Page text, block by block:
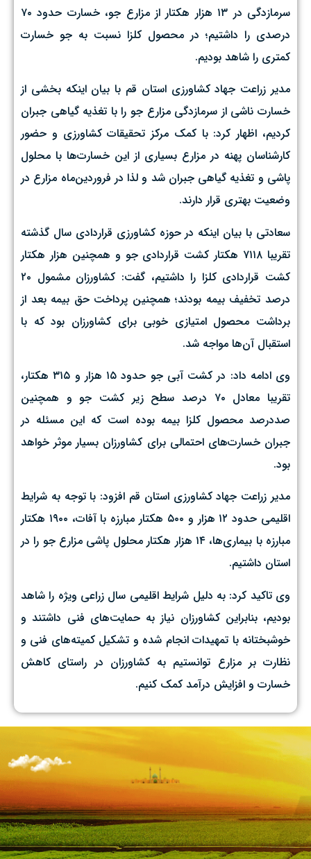
سرمازدگی در ۱۳ هزار هکتار از مزارع جو، خسارت حدود ۷۰
درصدی را داشتیم؛ در محصول کلزا نسبت به جو خسارت
کمتری را شاهد بودیم.
مدیر زراعت جهاد کشاورزی استان قم با بیان اینکه بخشی از
خسارت ناشی از سرمازدگی مزارع جو را با تغذیه گیاهی جبران
کردیم، اظهار کرد: با کمک مرکز تحقیقات کشاورزی و حضور
کارشناسان پهنه در مزارع بسیاری از این خسارت‌ها با محلول
پاشی و تغذیه گیاهی جبران شد و لذا در فروردین‌ماه مزارع در
وضعیت بهتری قرار دارند.
سعادتی با بیان اینکه در حوزه کشاورزی قراردادی سال گذشته
تقریبا ۷۱۱۸ هکتار کشت قراردادی جو و همچنین هزار هکتار
کشت قراردادی کلزا را داشتیم، گفت: کشاورزان مشمول ۲۰
درصد تخفیف بیمه بودند؛ همچنین پرداخت حق بیمه بعد از
برداشت محصول امتیازی خوبی برای کشاورزان بود که با
استقبال آن‌ها مواجه شد.
وی ادامه داد: در کشت آبی جو حدود ۱۵ هزار و ۳۱۵ هکتار،
تقریبا معادل ۷۰ درصد سطح زیر کشت جو و همچنین
صددرصد محصول کلزا بیمه بوده است که این مسئله در
جبران خسارت‌های احتمالی برای کشاورزان بسیار موثر خواهد
بود.
مدیر زراعت جهاد کشاورزی استان قم افزود: با توجه به شرایط
اقلیمی حدود ۱۲ هزار و ۵۰۰ هکتار مبارزه با آفات، ۱۹۰۰ هکتار
مبارزه با بیماری‌ها، ۱۴ هزار هکتار محلول پاشی مزارع جو را در
استان داشتیم.
وی تاکید کرد: به دلیل شرایط اقلیمی سال زراعی ویژه را شاهد
بودیم، بنابراین کشاورزان نیاز به حمایت‌های فنی داشتند و
خوشبختانه با تمهیدات انجام شده و تشکیل کمیته‌های فنی و
نظارت بر مزارع توانستیم به کشاورزان در راستای کاهش
خسارت و افزایش درآمد کمک کنیم.